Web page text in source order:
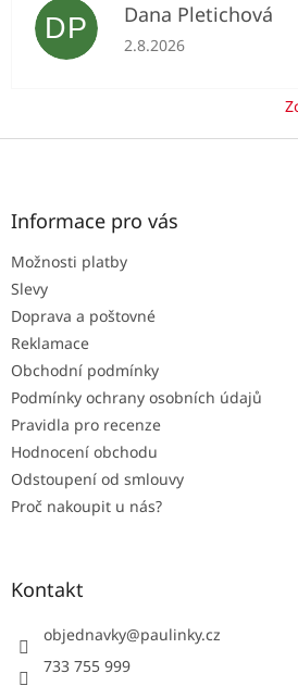
DP Dana Pletichová
Hodnocení obchodu je
2.8.2026
Z
Informace pro vás
Možnosti platby
Slevy
Doprava a poštovné
Reklamace
Obchodní podmínky
Podmínky ochrany osobních údajů
Pravidla pro recenze
Hodnocení obchodu
Odstoupení od smlouvy
Proč nakoupit u nás?
Kontakt
objednavky@paulinky.cz
733 755 999